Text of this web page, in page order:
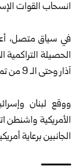
انسحاب القوات
في سياق متصل،
آذار وحتى الـ 9 من تموز، بلغت 4321 قتيلاً و12204 جرحى.
الأمريكية واشنطن
الجانبين برعاية